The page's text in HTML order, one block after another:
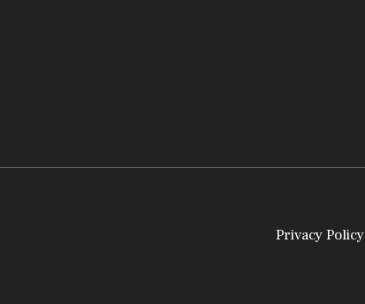
Privacy Policy